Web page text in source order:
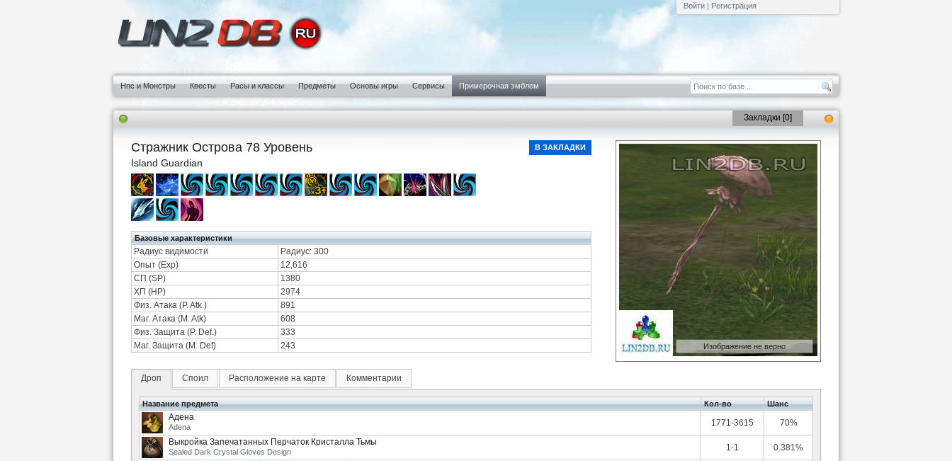
Войти | Регистрация
Нпс и Монстры Квесты Расы и классы Предметы Основы игры Сервисы Примерочная эмблем
Закладки [0]
Стражник Острова 78 Уровень
Island Guardian
В ЗАКЛАДКИ
Базовые характеристики
Радиус видимости
Радиус: 300
Опыт (Exp)
12,616
СП (SP)
1380
ХП (HP)
2974
Физ. Атака (P. Atk.)
891
Маг. Атака (M. Atk)
608
Физ. Защита (P. Def.)
333
Маг. Защита (M. Def)
243 Изображение не верно
Дроп Споил Расположение на карте Комментарии
Название предмета Кол-во Шанс
Адена
Adena 1771-3615
70%
Выкройка Запечатанных Перчаток Кристалла Тьмы
Sealed Dark Crystal Gloves Design 1-1
0.381%